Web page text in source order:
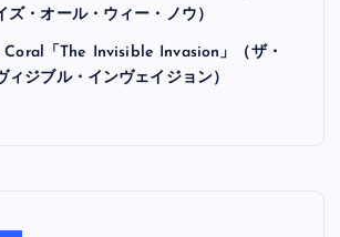
ズ・オール・ウィー・ノウ）
Coral「The Invisible Invasion」（ザ・
ィジブル・インヴェイジョン）